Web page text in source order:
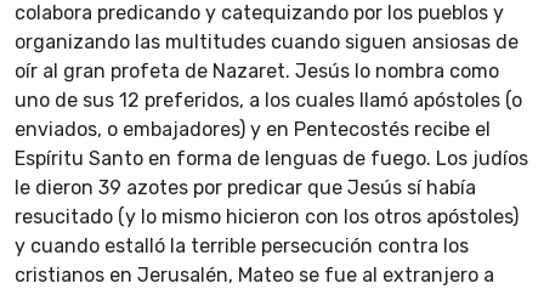
colabora predicando y catequizando por los pueblos y
organizando las multitudes cuando siguen ansiosas de
oír al gran profeta de Nazaret. Jesús lo nombra como
uno de sus 12 preferidos, a los cuales llamó apóstoles (o
enviados, o embajadores) y en Pentecostés recibe el
Espíritu Santo en forma de lenguas de fuego. Los judíos
le dieron 39 azotes por predicar que Jesús sí había
resucitado (y lo mismo hicieron con los otros apóstoles)
y cuando estalló la terrible persecución contra los
cristianos en Jerusalén, Mateo se fue al extranjero a